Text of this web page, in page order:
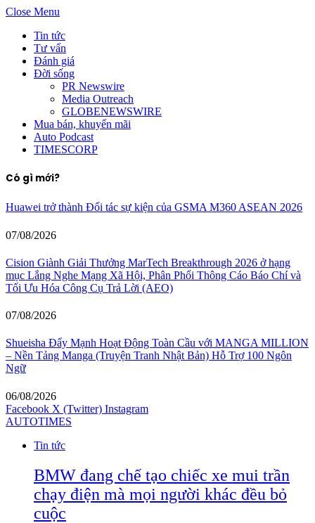
Close Menu
Tin tức
Tư vấn
Đánh giá
Đời sống
PR Newswire
Media Outreach
GLOBENEWSWIRE
Mua bán, khuyến mãi
Auto Podcast
TIMESCORP
Có gì mới?
Huawei trở thành Đối tác sự kiện của GSMA M360 ASEAN 2026
07/08/2026
Cision Giành Giải Thưởng MarTech Breakthrough 2026 ở hạng
mục Lắng Nghe Mạng Xã Hội, Phân Phối Thông Cáo Báo Chí và
Tối Ưu Hóa Công Cụ Trả Lời (AEO)
07/08/2026
Shueisha Đẩy Mạnh Hoạt Động Toàn Cầu với MANGA MILLION
– Nền Tảng Manga (Truyện Tranh Nhật Bản) Hỗ Trợ 100 Ngôn
Ngữ
06/08/2026
Facebook X (Twitter) Instagram
AUTOTIMES
Tin tức
BMW đang chế tạo chiếc xe mui trần
chạy điện mà mọi người khác đều bỏ
cuộc